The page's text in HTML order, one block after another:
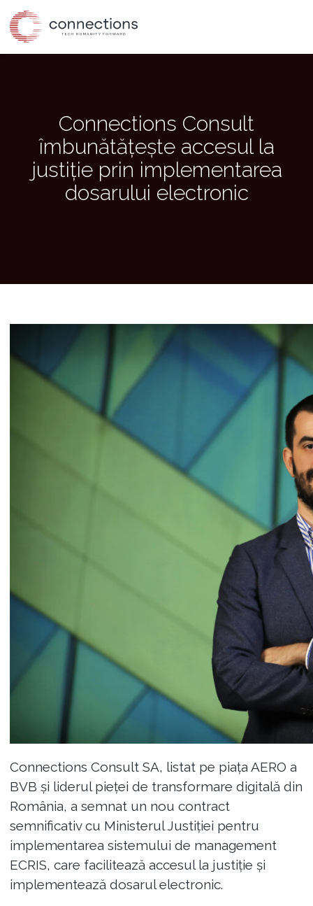
Skip
to
Connections Consult
îmbunătățește accesul la
justiție prin implementarea
dosarului electronic
Connections Consult SA, listat pe piața AERO a
BVB și liderul pieței de transformare digitală din
România, a semnat un nou contract
semnificativ cu Ministerul Justiției pentru
implementarea sistemului de management
ECRIS, care facilitează accesul la justiție și
implementează dosarul electronic.